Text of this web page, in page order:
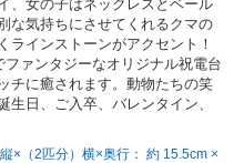
、女の子はネックレスとベール
な気持ちにさせてくれるクマの
ラインストーンがアクセント！
ァンタジーなオリジナル祝電台
チに癒されます。動物たちの笑
日、ご入卒、バレンタイン、
×（2匹分）横×奥行： 約 15.5cm ×